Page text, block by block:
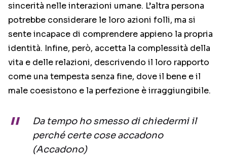
sincerità nelle interazioni umane. L’altra persona
potrebbe considerare le loro azioni folli, ma si
sente incapace di comprendere appieno la propria
identità. Infine, però, accetta la complessità della
vita e delle relazioni, descrivendo il loro rapporto
come una tempesta senza fine, dove il bene e il
male coesistono e la perfezione è irraggiungibile.
Da tempo ho smesso di chiedermi il
perché certe cose accadono
(Accadono)